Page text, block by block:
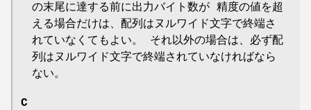
の末尾に達する前に出力バイト数が 精度の値を超
える場合だけは、配列はヌルワイド文字で終端さ
れていなくてもよい。 それ以外の場合は、必ず配
列はヌルワイド文字で終端されていなければなら
ない。
C